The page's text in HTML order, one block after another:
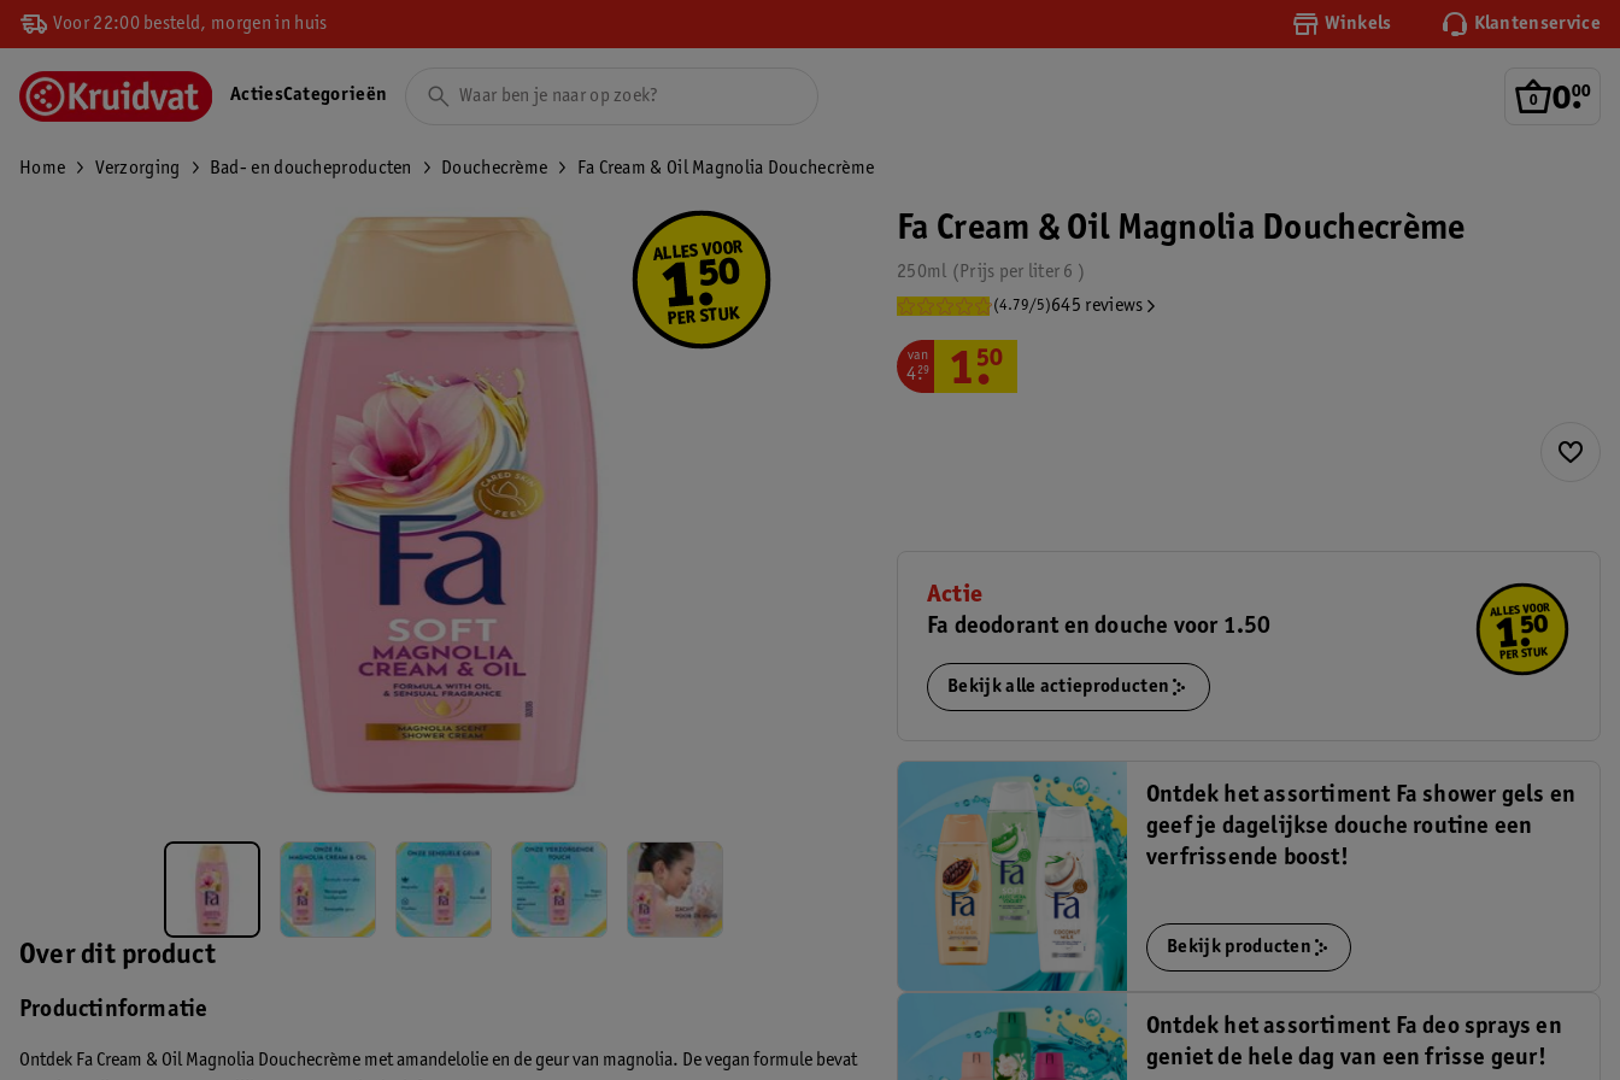
Voor 22:00 besteld, morgen in huis Winkels Klantenservice
0.
00
ActiesCategorieën
Home Verzorging Bad- en doucheproducten Douchecrème Fa Cream & Oil Magnolia Douchecrème
Over dit product
Productinformatie
Ontdek Fa Cream & Oil Magnolia Douchecrème met amandelolie en de geur van magnolia. De vegan formule bevat
Fa Cream & Oil Magnolia Douchecrème
250ml 6
Prijs per liter
(4.79/5)645 reviews
van
4.29 1.
50
Actie
Fa deodorant en douche voor 1.50
Bekijk alle actieproducten
Ontdek het assortiment Fa shower gels en
geef je dagelijkse douche routine een
verfrissende boost!
Bekijk producten
Ontdek het assortiment Fa deo sprays en
geniet de hele dag van een frisse geur!